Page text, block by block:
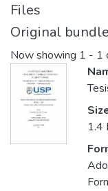
Files
Original bundle
Now showing 1 - 1
1.4